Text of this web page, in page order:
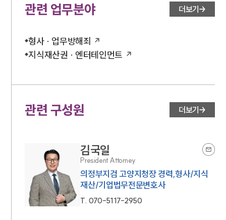
대륜법률상담예약
대륜법률상담예약
관련 업무분야 더보기
형사 · 업무방해죄
지식재산권 · 엔터테인먼트
관련 구성원 더보기
김국일
President Attorney
의정부지검 고양지청장 경력,형사/지식
재산/기업법무전문변호사
T. 070-5117-2950